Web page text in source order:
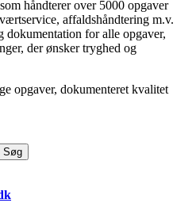
håndterer over 5000 opgaver
affaldshåndtering m.v.
dokumentation for alle opgaver,
der ønsker tryghed og
opgaver, dokumenteret kvalitet